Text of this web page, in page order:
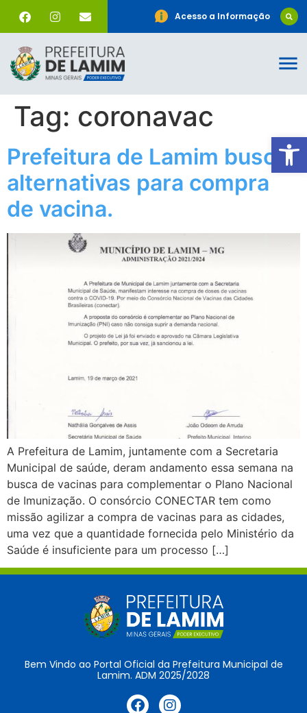
Acesso a Informação
Tag: coronavac
Prefeitura de Lamim busca
alternativas para compra
de vacina.
A Prefeitura de Lamim, juntamente com a Secretaria
Municipal de saúde, deram andamento essa semana na
busca de vacinas para complementar o Plano Nacional
de Imunização. O consórcio CONECTAR tem como
missão agilizar a compra de vacinas para as cidades,
uma vez que a quantidade fornecida pelo Ministério da
Saúde é insuficiente para um processo […]
Bem Vindo ao Portal Oficial da Prefeitura Municipal de
Lamim. ADM 2025/2028